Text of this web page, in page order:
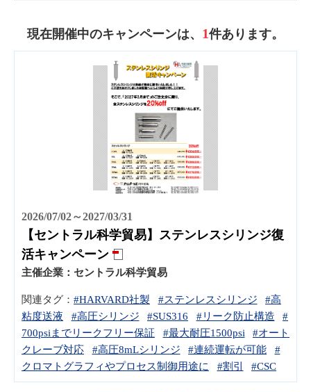
現在開催中のキャンペーンは、 1件あります。
2026/07/02～2027/03/31
【セントラル科学貿易】ステンレスシリンジ復
活キャンペーン
主催企業： セントラル科学貿易
関連タグ： #HARVARD社製 #ステンレスシリンジ
#高
粘度送液
#高圧シリンジ #SUS316 #リーク防止構造
#
700psiまでリークフリー保証
#最大耐圧1500psi
#オート
クレーブ対応
#高圧8mLシリンジ #連続運転が可能
#
クロマトグラフィやプロセス制御用途に
#割引 #CSC